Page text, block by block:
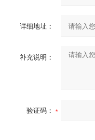
详细地址：
补充说明：
验证码：